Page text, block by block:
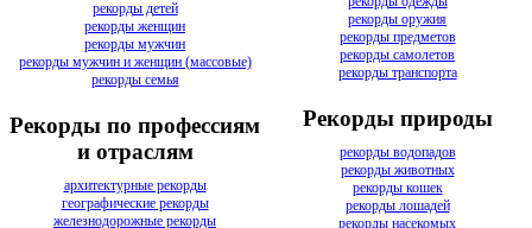
рекорды детей
рекорды женщин
рекорды мужчин
рекорды мужчин и женщин (массовые)
рекорды семья
Рекорды по профессиям
и отраслям
архитектурные рекорды
географические рекорды
железнодорожные рекорды
рекорды оружия
рекорды предметов
рекорды самолетов
рекорды транспорта
Рекорды природы
рекорды водопадов
рекорды животных
рекорды кошек
рекорды лошадей
рекорды насекомых